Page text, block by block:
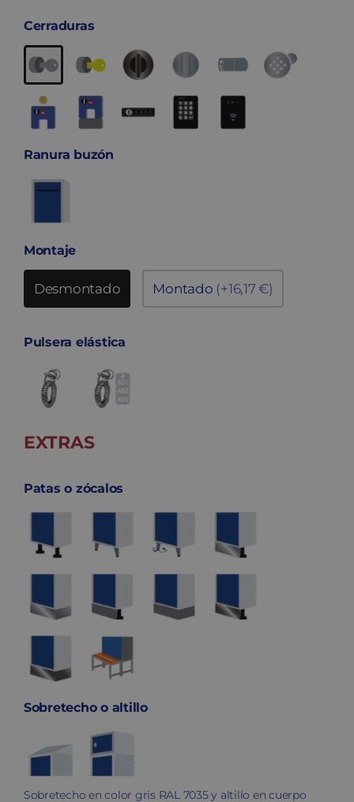
Cerraduras
Ranura buzón
Montaje
Desmontado Montado (+16,17 €)
Pulsera elástica
EXTRAS
Patas o zócalos
Sobretecho o altillo
Sobretecho en color gris RAL 7035 y altillo en cuerpo